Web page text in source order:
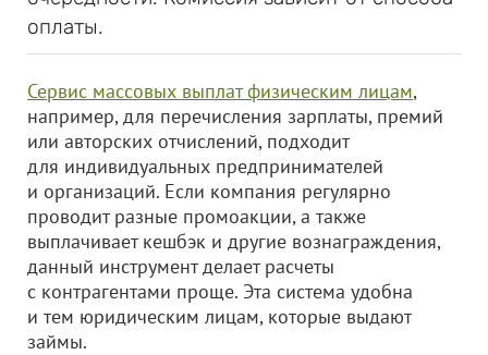
оплаты.
Сервис массовых выплат физическим лицам,
например, для перечисления зарплаты, премий
или авторских отчислений, подходит
для индивидуальных предпринимателей
и организаций. Если компания регулярно
проводит разные промоакции, а также
выплачивает кешбэк и другие вознаграждения,
данный инструмент делает расчеты
с контрагентами проще. Эта система удобна
и тем юридическим лицам, которые выдают
займы.